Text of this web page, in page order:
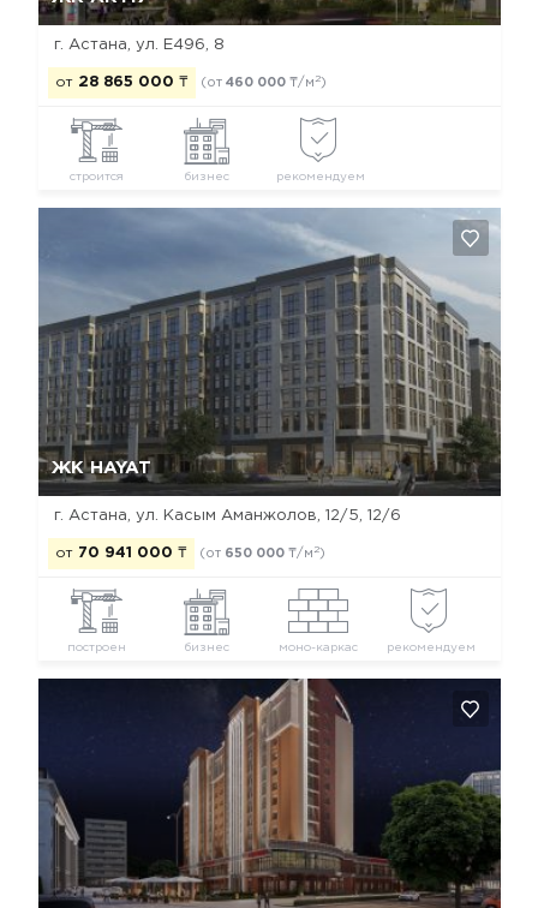
г. Астана, ул. Е496, 8
от 28 865 000 ₸ (от 460 000 ₸/м 2)
строится бизнес рекомендуем
ЖК HAYAT
г. Астана, ​ул. Касым Аманжолов, 12/5, 12/6
от 70 941 000 ₸ (от 650 000 ₸/м 2)
построен бизнес моно-каркас рекомендуем